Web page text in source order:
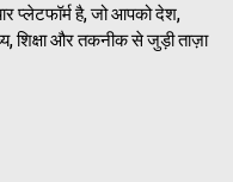
प्लेटफॉर्म है, जो आपको देश,
शिक्षा और तकनीक से जुड़ी ताज़ा